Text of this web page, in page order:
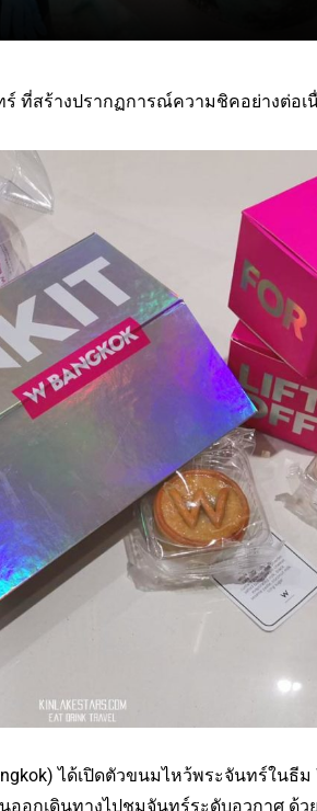
ที่สร้างปรากฏการณ์ความชิคอย่างต่อเนื่
ได้เปิดตัวขนมไหว้พระจันทร์ในธี
อกเดินทางไปชมจันทร์ระดับอวกาศ ด้ว